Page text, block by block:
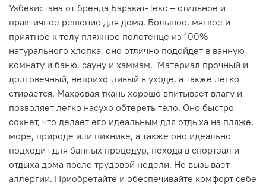
Узбекистана от бренда Баракат-Текс – стильное и
практичное решение для дома. Большое, мягкое и
приятное к телу пляжное полотенце из 100%
натурального хлопка, оно отлично подойдет в ванную
комнату и баню, сауну и хаммам. Материал прочный и
долговечный, неприхотливый в уходе, а также легко
стирается. Махровая ткань хорошо впитывает влагу и
позволяет легко насухо обтереть тело. Оно быстро
сохнет, что делает его идеальным для отдыха на пляже,
море, природе или пикнике, а также оно идеально
подходит для банных процедур, похода в спортзал и
отдыха дома после трудовой недели. Не вызывает
аллергии. Приобретайте и обеспечивайте комфорт себе